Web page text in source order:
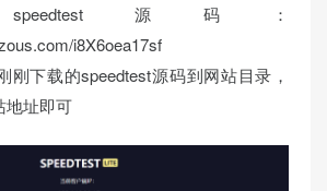
源码：
i8X6oea17sf
刚下载的speedtest源码到网站目录，
地址即可